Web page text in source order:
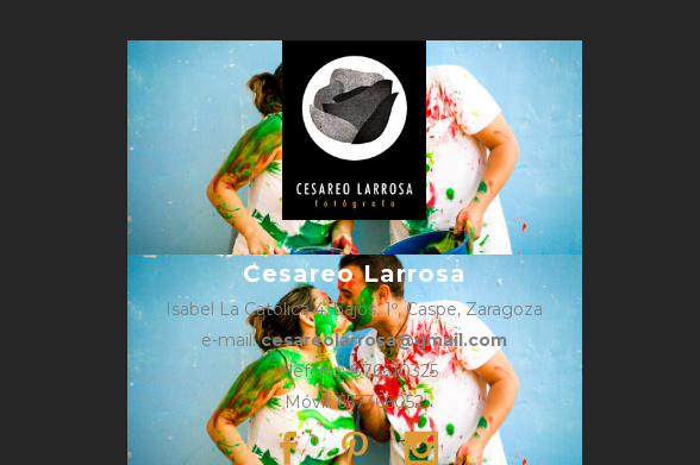
Cesareo Larrosa
Isabel La Católica 4, bajos, 1º, Caspe, Zaragoza
e-mail:cesareolarrosa@gmail.com
Teléfono: 876610325
Móvil: 657366052